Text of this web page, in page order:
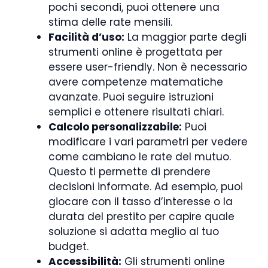
pochi secondi, puoi ottenere una
stima delle rate mensili.
Facilità d’uso: La maggior parte degli
strumenti online è progettata per
essere user-friendly. Non è necessario
avere competenze matematiche
avanzate. Puoi seguire istruzioni
semplici e ottenere risultati chiari.
Calcolo personalizzabile: Puoi
modificare i vari parametri per vedere
come cambiano le rate del mutuo.
Questo ti permette di prendere
decisioni informate. Ad esempio, puoi
giocare con il tasso d’interesse o la
durata del prestito per capire quale
soluzione si adatta meglio al tuo
budget.
Accessibilità: Gli strumenti online